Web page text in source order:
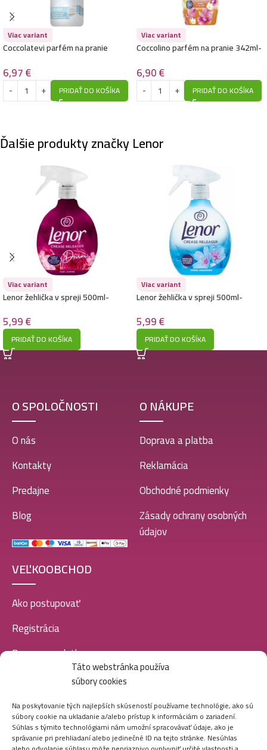
Táto webstránka používa
súbory cookies
Na poskytovanie tých najlepších skúseností používame technológie, ako sú
súbory cookie na ukladanie a/alebo prístup k informáciám o zariadení.
Súhlas s týmito technológiami nám umožní spracovávať údaje, ako je
správanie pri prehliadaní alebo jedinečné ID na tejto stránke. Nesúhlas
Viac variant
Coccolatevi parfém na pranie
6,97€
PRIDAŤ DO KOŠÍKA
Viac variant
Coccolino parfém na pranie 342ml-
6,90€
PRIDAŤ DO KOŠÍKA
Ďalšie produkty značky Lenor
Viac variant
Lenor žehlička v spreji 500ml-
5,99€
PRIDAŤ DO KOŠÍKA
Viac variant
Lenor žehlička v spreji 500ml-
5,99€
PRIDAŤ DO KOŠÍKA
O SPOLOČNOSTI
O nás
Kontakty
Predajne
Blog
O NÁKUPE
Doprava a platba
Reklamácia
Obchodné podmienky
Zásady ochrany osobných
údajov
VEĽKOOBCHOD
Ako postupovať
Registrácia
Doprava a platba
SOCIÁLNE SIETE